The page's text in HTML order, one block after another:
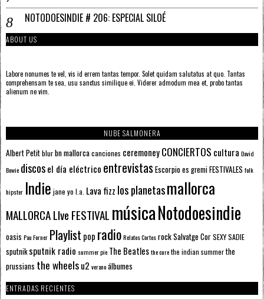
NOTODOESINDIE # 206: ESPECIAL SILOÉ
ABOUT US
Labore nonumes te vel, vis id errem tantas tempor. Solet quidam salutatus at quo. Tantas
comprehensam te sea, usu sanctus similique ei. Viderer admodum mea et, probo tantas
alienum ne vim.
NUBE SALMONERA
Albert Petitblurbn mallorcacanciones ceremoneyCONCIERTOS cultura David
Bowie discosel día eléctrico entrevistas Escorpioes gremiFESTIVALES folk
hipster Indie jane yo l.a. Lava fizz los planetasmallorca
MALLORCA LIve FESTIVAL músicaNotodoesindie
oasis Pau Forner Playlist pop radioRelatos CortosrockSalvatge CorSEXY SADIE
sputnik sputnik radio summer pie The Beatlesthe curethe indian summerthe
prussians the wheelsu2 veranoálbumes
ENTRADAS RECIENTES